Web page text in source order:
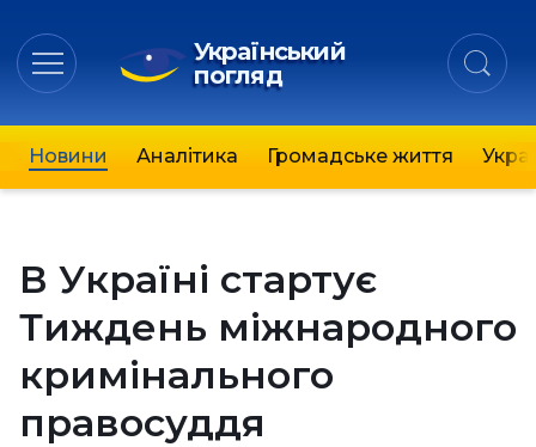
Український
погляд
Новини Аналітика Громадське життя
В Україні стартує
Тиждень міжнародного
кримінального
правосуддя